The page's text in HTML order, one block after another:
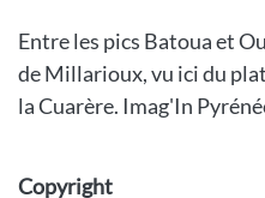
Entre les pics Batoua et
de Millarioux, vu ici du
la Cuarère. Imag'In
Copyright